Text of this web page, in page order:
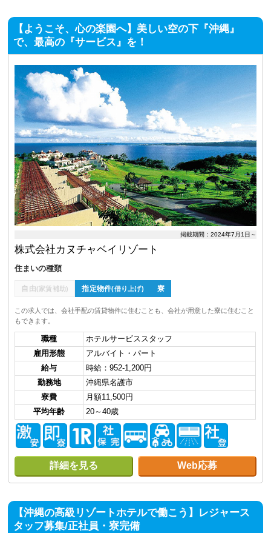
【ようこそ、心の楽園へ】美しい空の下『沖縄』
で、最高の『サービス』を！
掲載期間：2024年7月1日～
株式会社カヌチャベイリゾート
住まいの種類
自由(家賃補助) 指定物件(借り上げ) 寮
この求人では、会社手配の賃貸物件に住むことも、会社が用意した寮に住むこと
もできます。
職種
ホテルサービススタッフ
雇用形態
アルバイト・パート
給与
時給：952-1,200円
勤務地
沖縄県名護市
寮費
月額11,500円
平均年齢
20～40歳
詳細を見る Web応募
【沖縄の高級リゾートホテルで働こう】レジャース
タッフ募集/正社員・寮完備